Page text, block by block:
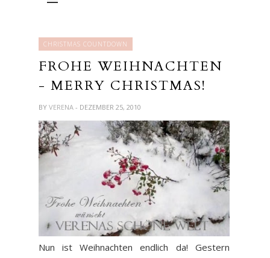
CHRISTMAS COUNTDOWN
FROHE WEIHNACHTEN
- MERRY CHRISTMAS!
BY VERENA - DEZEMBER 25, 2010
Nun ist Weihnachten endlich da! Gestern